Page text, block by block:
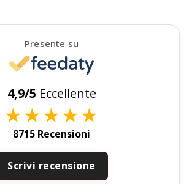
Presente su
4,9/5 Eccellente
★★★★★
8715 Recensioni
Scrivi recensione